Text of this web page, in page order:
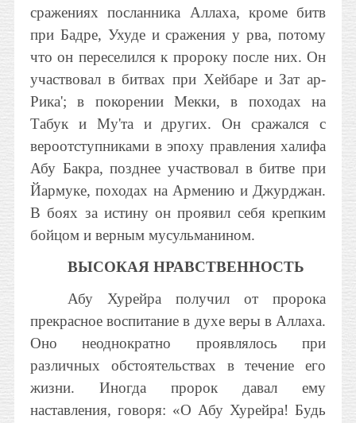
сражениях посланника Аллаха, кроме битв
при Бадре, Ухуде и сражения у рва, потому
что он переселился к пророку после них. Он
участвовал в битвах при Хейбаре и Зат ар-
Рика'; в покорении Мекки, в походах на
Табук и Му'та и других. Он сражался с
вероотступниками в эпоху правления халифа
Абу Бакра, позднее участвовал в битве при
Йармуке, походах на Армению и Джурджан.
В боях за истину он проявил себя крепким
бойцом и верным мусульманином.
ВЫСОКАЯ НРАВСТВЕННОСТЬ
Абу Хурейра получил от пророка
прекрасное воспитание в духе веры в Аллаха.
Оно неоднократно проявлялось при
различных обстоятельствах в течение его
жизни. Иногда пророк давал ему
наставления, говоря: «О Абу Хурейра! Будь